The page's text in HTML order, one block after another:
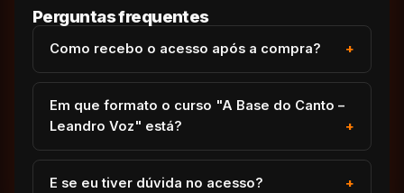
Perguntas frequentes
Como recebo o acesso após a compra?
Em que formato o curso "A Base do Canto –
Leandro Voz" está?
E se eu tiver dúvida no acesso?